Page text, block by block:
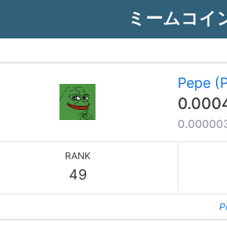
ミームコイ
Pepe
RANK
49